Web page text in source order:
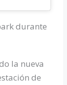
durante
la nueva
de